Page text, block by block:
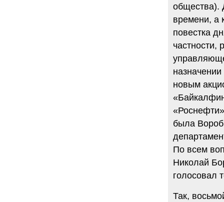
общества).
времени, а
повестка
частности,
новым
была
По всем
Николай
голосовал
Так,